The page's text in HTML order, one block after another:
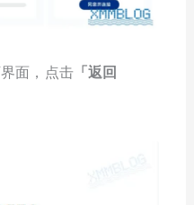
面，点击 「返回